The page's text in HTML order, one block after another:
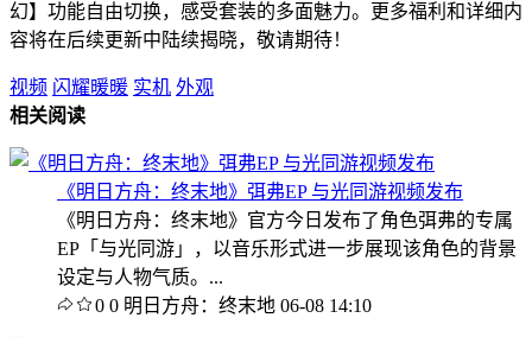
幻】功能自由切换，感受套装的多面魅力。更多福利和详细内
容将在后续更新中陆续揭晓，敬请期待！
视频 闪耀暖暖 实机 外观
相关阅读
《明日方舟：终末地》弭弗EP 与光同游视频发布
《明日方舟：终末地》官方今日发布了角色弭弗的专属
EP「与光同游」，以音乐形式进一步展现该角色的背景
设定与人物气质。...
0 0 明日方舟：终末地 06-08 14:10